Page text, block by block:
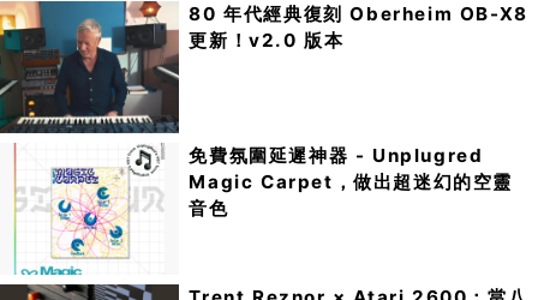
80 年代經典復刻 Oberheim OB-X8
更新！v2.0 版本
免費氛圍延遲神器 - Unplugred
Magic Carpet，做出超迷幻的空靈
音色